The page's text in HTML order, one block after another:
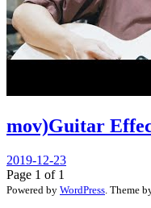
mov)Guitar
2019-12-23
Page 1 of 1
Powered by WordPress . Theme